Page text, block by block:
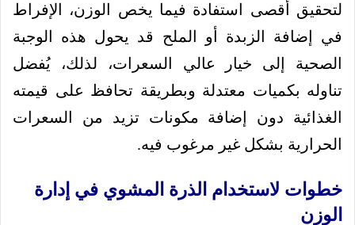
لتحقيق أقصى استفادة فيما يخص الوزن، الإفراط
في إضافة الزبدة أو الملح قد يحول هذه الوجبة
الصحية إلى خيار عالي السعرات، لذلك، يُفضل
تناوله بكميات معتدلة وبطريقة تحافظ على قيمته
الغذائية دون إضافة مكونات تزيد من السعرات
الحرارية بشكل غير مرغوب فيه.
خطوات لاستخدام الذرة المشوي في إدارة
الوزن